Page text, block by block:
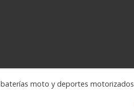
baterías moto y deportes motorizados